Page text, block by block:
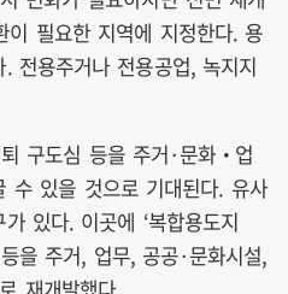
이 필요한 지역에 지정한다. 용
전용주거나 전용공업, 녹지지
구도심 등을 주거·문화・업
수 있을 것으로 기대된다. 유사
있다. 이곳에 ‘복합용도지
을 주거, 업무, 공공·문화시설,